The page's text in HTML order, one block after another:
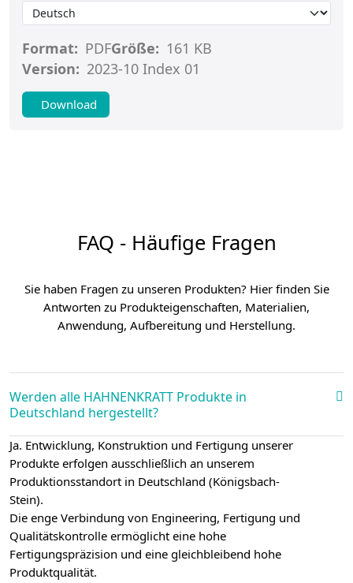
Format: PDFGröße: 161 KB
Version: 2023-10 Index 01
Download
FAQ - Häufige Fragen
Sie haben Fragen zu unseren Produkten? Hier finden Sie
Antworten zu Produkteigenschaften, Materialien,
Anwendung, Aufbereitung und Herstellung.
Werden alle HAHNENKRATT Produkte in
Deutschland hergestellt?
Ja. Entwicklung, Konstruktion und Fertigung unserer
Produkte erfolgen ausschließlich an unserem
Produktionsstandort in Deutschland (Königsbach-
Stein).
Die enge Verbindung von Engineering, Fertigung und
Qualitätskontrolle ermöglicht eine hohe
Fertigungspräzision und eine gleichbleibend hohe
Produktqualität.